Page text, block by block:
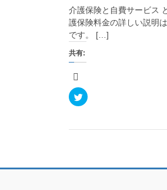
で
共
有
(
新
し
い
ウ
ィ
で
開
き
)
介護保険と自費サービス
護保険料金の詳しい説明
です。 […]
共有:
ク
リ
て
t
e